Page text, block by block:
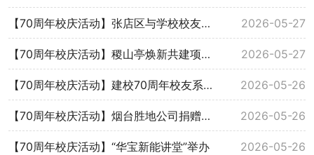
【70周年校庆活动】张店区与学校校友经济发展暨第四届校友会会长交流会举行 2026-05-27
【70周年校庆活动】稷山亭焕新共建项目点亮仪式举行 2026-05-27
【70周年校庆活动】建校70周年校友系列捐赠仪式举行 2026-05-26
【70周年校庆活动】烟台胜地公司捐赠仪式举行 2026-05-26
【70周年校庆活动】“华宝新能讲堂”举办 2026-05-26